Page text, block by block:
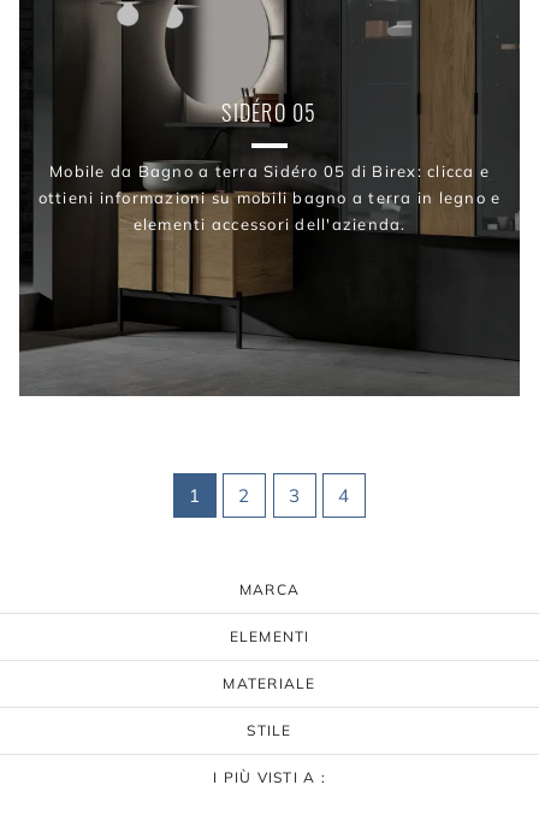
MARCA
ELEMENTI
MATERIALE
STILE
I PIÙ VISTI A :
SIDÉRO 05
Mobile da Bagno a terra Sidéro 05 di Birex: clicca e
ottieni informazioni su mobili bagno a terra in legno e
elementi accessori dell'azienda.
1 2 3 4